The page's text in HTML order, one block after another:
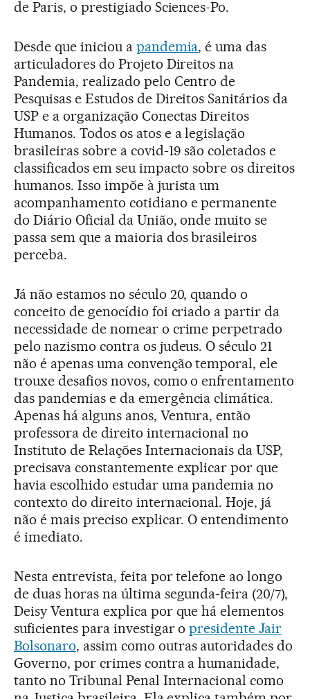
de Paris, o prestigiado Sciences-Po.
Desde que iniciou a pandemia, é uma das
articuladores do Projeto Direitos na
Pandemia, realizado pelo Centro de
Pesquisas e Estudos de Direitos Sanitários da
USP e a organização Conectas Direitos
Humanos. Todos os atos e a legislação
brasileiras sobre a covid-19 são coletados e
classificados em seu impacto sobre os direitos
humanos. Isso impõe à jurista um
acompanhamento cotidiano e permanente
do Diário Oficial da União, onde muito se
passa sem que a maioria dos brasileiros
perceba.
Já não estamos no século 20, quando o
conceito de genocídio foi criado a partir da
necessidade de nomear o crime perpetrado
pelo nazismo contra os judeus. O século 21
não é apenas uma convenção temporal, ele
trouxe desafios novos, como o enfrentamento
das pandemias e da emergência climática.
Apenas há alguns anos, Ventura, então
professora de direito internacional no
Instituto de Relações Internacionais da USP,
precisava constantemente explicar por que
havia escolhido estudar uma pandemia no
contexto do direito internacional. Hoje, já
não é mais preciso explicar. O entendimento
é imediato.
Nesta entrevista, feita por telefone ao longo
de duas horas na última segunda-feira (20/7),
Deisy Ventura explica por que há elementos
suficientes para investigar opresidente Jair
Bolsonaro, assim como outras autoridades do
Governo, por crimes contra a humanidade,
tanto no Tribunal Penal Internacional como